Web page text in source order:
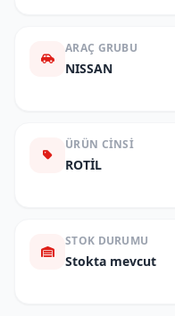
ARAÇ GRUBU
NISSAN
ÜRÜN CINSI
ROTİL
STOK DURUMU
Stokta mevcut